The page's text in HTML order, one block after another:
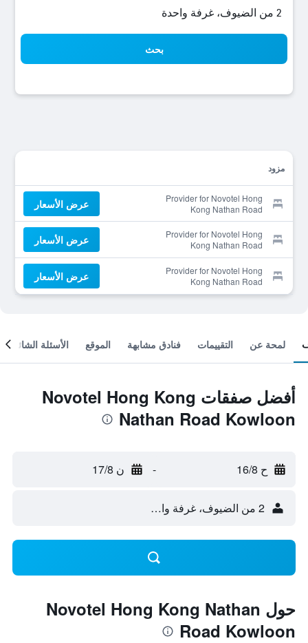
2 من الضيوف، غرفة واحدة
بحث
مزود
Provider for Novotel Hong
Kong Nathan Road
Kowloon
عرض الأسعار
Provider for Novotel Hong
Kong Nathan Road
Kowloon
عرض الأسعار
Provider for Novotel Hong
Kong Nathan Road
Kowloon
عرض الأسعار
لمحة عن التقييمات فنادق مشابهة الموقع الأسئلة الشائعة
أفضل صفقات Novotel Hong Kong
Nathan Road Kowloon
ح 16/8 - ن 17/8
2 من الضيوف، غرفة واحدة
حول Novotel Hong Kong Nathan
Road Kowloon